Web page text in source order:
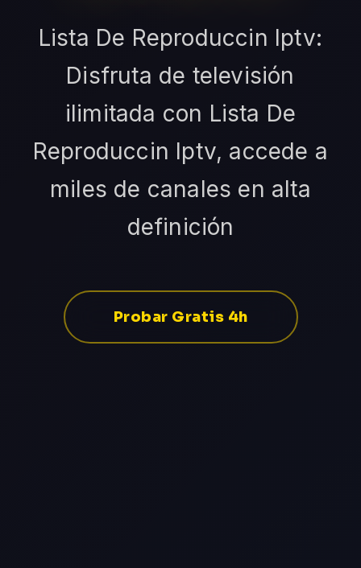
Lista De Reproduccin Iptv:
Disfruta de televisión
ilimitada con Lista De
Reproduccin Iptv, accede a
miles de canales en alta
definición
Probar Gratis 4h